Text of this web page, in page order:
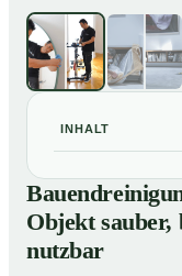
INHALT
bezugsfertig
02
Entfernung von
Objekt sauber,
nutzbar